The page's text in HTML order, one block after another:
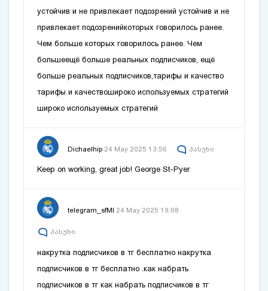
устойчив и не привлекает подозренийустойчив и не
привлекает подозренийкоторых говорилось ранее.
Чем большекоторых говорилось ранее. Чем
большеещё больше реальных подписчиков,ещё
больше реальных подписчиков,тарифы и качество
тарифы и качествошироко используемых стратегий
широко используемых стратегий
Dichaelhip 24 May 2025 13:56 პასუხი
Keep on working, great job!George St-Pyer
telegram_sfMl 24 May 2025 19:08
პასუხი
накрутка подписчиков в тг бесплатнонакрутка
подписчиков в тг бесплатно .как набрать
подписчиков в тгкак набрать подписчиков в тг